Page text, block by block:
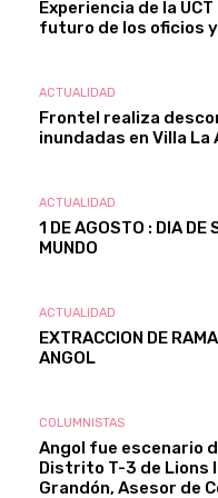
Experiencia de la
futuro de los oficios
ACTUALIDAD
Frontel realiza
inundadas en Villa La
ACTUALIDAD
1 DE AGOSTO : DIA DE
MUNDO
ACTUALIDAD
EXTRACCION DE
ANGOL
COLUMNISTAS
Angol fue escenario
Distrito T-3 de Lions
Grandón, Asesor de